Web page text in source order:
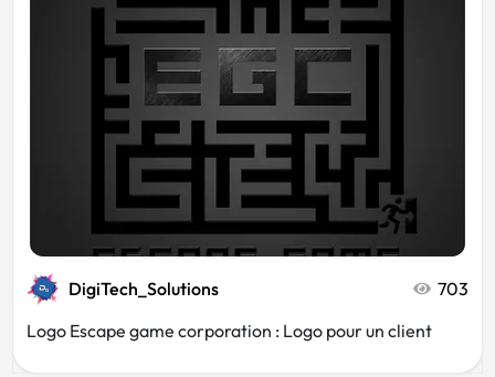
DigiTech_Solutions
703
Logo Escape game corporation : Logo pour un client